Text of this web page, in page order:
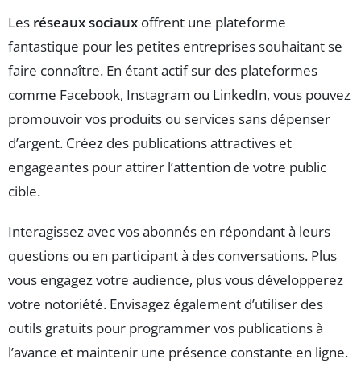
Les réseaux sociaux offrent une plateforme
fantastique pour les petites entreprises souhaitant se
faire connaître. En étant actif sur des plateformes
comme Facebook, Instagram ou LinkedIn, vous pouvez
promouvoir vos produits ou services sans dépenser
d’argent. Créez des publications attractives et
engageantes pour attirer l’attention de votre public
cible.
Interagissez avec vos abonnés en répondant à leurs
questions ou en participant à des conversations. Plus
vous engagez votre audience, plus vous développerez
votre notoriété. Envisagez également d’utiliser des
outils gratuits pour programmer vos publications à
l’avance et maintenir une présence constante en ligne.